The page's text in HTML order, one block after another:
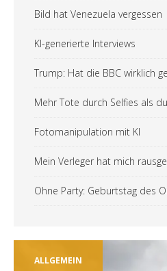
Bild hat Venezuela vergessen
KI-generierte Interviews
Trump: Hat die BBC wirklich
Mehr Tote durch Selfies als
Fotomanipulation mit KI
Mein Verleger hat mich
Ohne Party: Geburtstag des
ALLGEMEIN